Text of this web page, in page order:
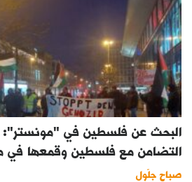
البحث عن فلسطين في "مونستر":
التضامن مع فلسطين وقمعها في
صباح جلّول